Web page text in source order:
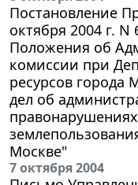
Постановление
октября 2004 г.
Положения об
комиссии при
ресурсов города
дел об
Москве"
7 октября 2004